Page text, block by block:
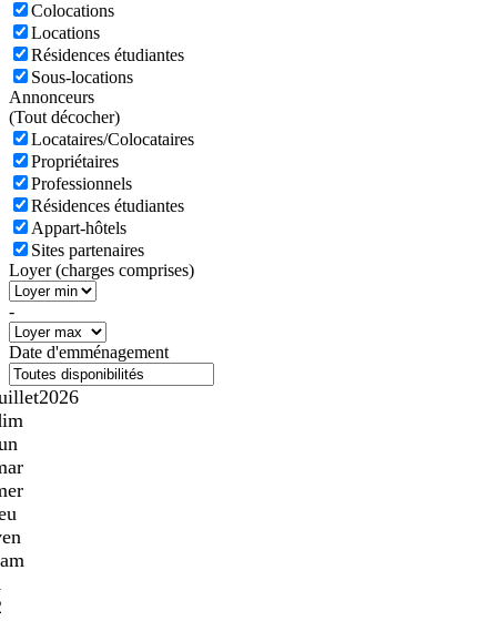
Colocations
Locations
Résidences étudiantes
Sous-locations
Annonceurs
(Tout décocher)
Locataires/Colocataires
Propriétaires
Professionnels
Résidences étudiantes
Appart-hôtels
Sites partenaires
Loyer (charges comprises)
-
Date d'emménagement
2026